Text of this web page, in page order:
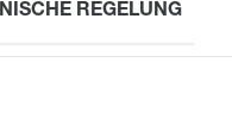
REGELUNG